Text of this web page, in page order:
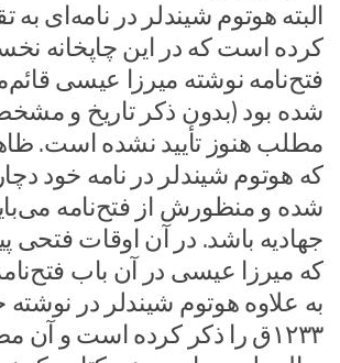
البته هوتوم شیندلر در نامه‌ای به
کرده است که در این چاپخانه
فتح‌نامه نوشته میرزا عیسی
شده بود (بدون ذکر تاریخ و
مطلب هنوز تأیید نشده است.
که هوتوم شیندلر در نامه خود
شده و منظورش از فتح‌نامه
جهادیه باشد. در آن اوقات فتحی
که میرزا عیسی در آن باب
به علاوه هوتوم شیندلر در
۱۲۳۳ق را ذکر کرده است و آن